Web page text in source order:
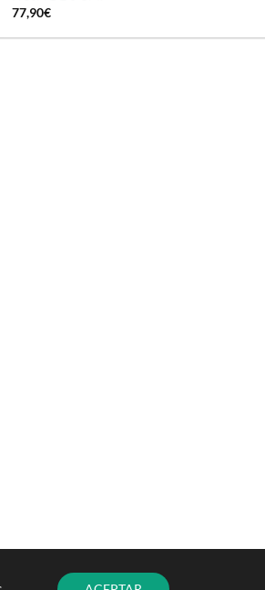
77,90€